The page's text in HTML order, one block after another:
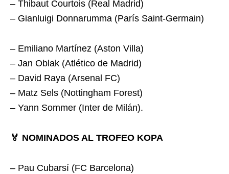
– Thibaut Courtois (Real Madrid)
– Gianluigi Donnarumma (París Saint-Germain)
– Emiliano Martínez (Aston Villa)
– Jan Oblak (Atlético de Madrid)
– David Raya (Arsenal FC)
– Matz Sels (Nottingham Forest)
– Yann Sommer (Inter de Milán).
🏅 NOMINADOS AL TROFEO KOPA
– Pau Cubarsí (FC Barcelona)